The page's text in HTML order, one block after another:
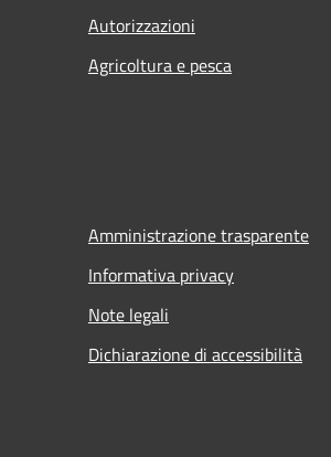
Autorizzazioni
Agricoltura e pesca
Amministrazione trasparente
Informativa privacy
Note legali
Dichiarazione di accessibilità